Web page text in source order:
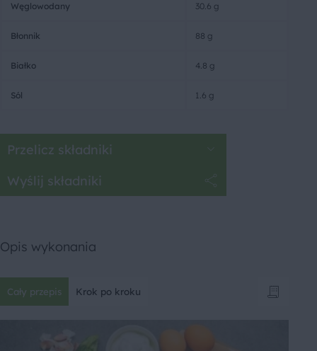
Węglowodany 30.6 g
Błonnik 88 g
Białko 4.8 g
Sól 1.6 g
Przelicz składniki
Wyślij składniki
Opis wykonania
Cały przepis Krok po kroku